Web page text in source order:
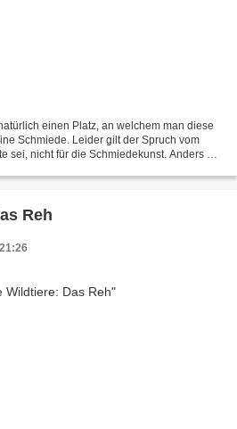
einen Platz, an welchem man diese
Schmiede. Leider gilt der Spruch vom
sei, nicht für die Schmiedekunst. Anders als
Reh